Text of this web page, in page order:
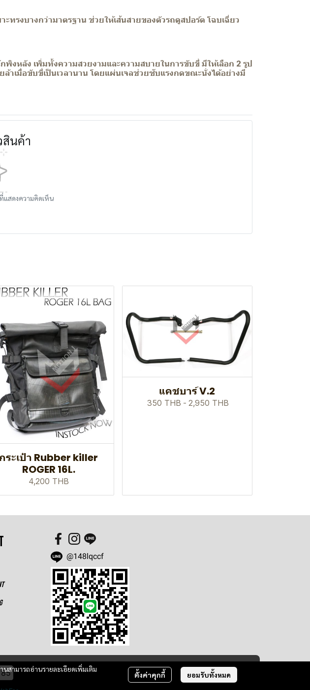
ะทรงบางกว่ามาตรฐาน ช่วยให้เส้นสายของตัวรถดูสปอร์ต โฉบเฉี่ยว
งหลัง เพิ่มทั้งความสวยงามและความสบายในการขับขี่ มีให้เลือก 2 รูป
ล้าเมื่อขับขี่เป็นเวลานาน โดยแผ่นเจลช่วยซับแรงกดขณะนั่งได้อย่างมี
นค้า
แสดงความคิดเห็น
กระเป๋า Rubber killer
ROGER 16L.
4,200 THB
แคชบาร์ V.2
350 THB - 2,950 THB
สามารถอ่านรายละเอียดเพิ่มเติม
ตั้งค่าคุกกี้ ยอมรับทั้งหมด
@148lqccf
85